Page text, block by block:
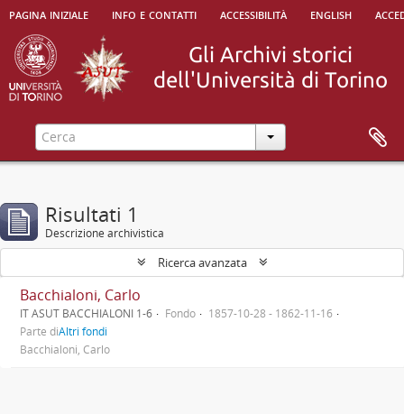
pagina iniziale info e contatti accessibilità english
Risultati 1
Descrizione archivistica
Ricerca avanzata
Bacchialoni, Carlo
IT ASUT BACCHIALONI 1-6 Fondo
1857-10-28 - 1862-11-16
Parte diAltri fondi
Bacchialoni, Carlo